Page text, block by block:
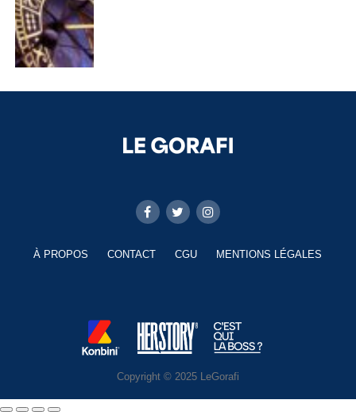
À PROPOS CONTACT CGU MENTIONS LÉGALES
Copyright © 2025 LeGorafi